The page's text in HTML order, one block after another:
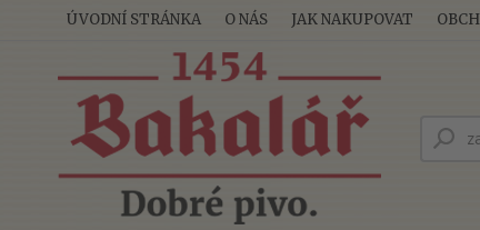
ÚVODNÍ STRÁNKA O NÁS JAK NAKUPOVAT